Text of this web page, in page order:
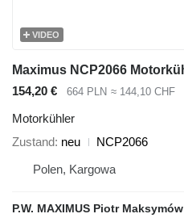
VIDEO
154,20 € 664 PLN ≈ 144,10 CHF
Motorkühler
Zustand neu
NCP2066
Polen, Kargowa
P.W. MAXIMUS Piotr Maksymów